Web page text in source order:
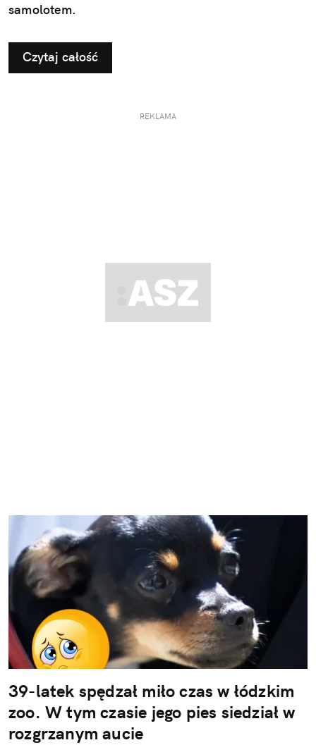
samolotem.
Czytaj całość
REKLAMA
39-latek spędzał miło czas w łódzkim
zoo. W tym czasie jego pies siedział w
rozgrzanym aucie